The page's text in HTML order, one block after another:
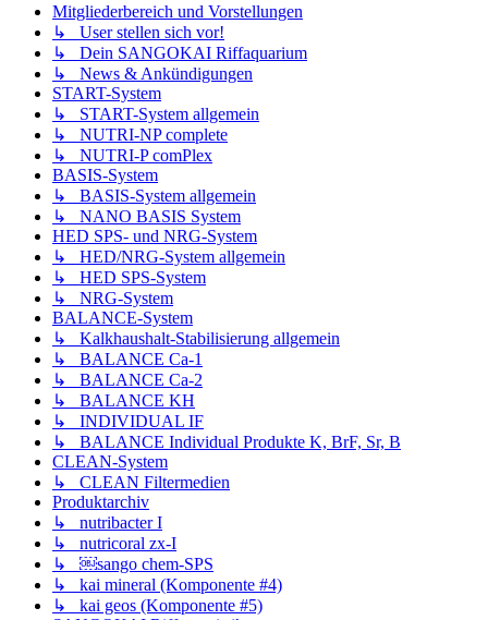
Mitgliederbereich und Vorstellungen
↳ User stellen sich vor!
↳ Dein SANGOKAI Riffaquarium
↳ News & Ankündigungen
START-System
↳ START-System allgemein
↳ NUTRI-NP complete
↳ NUTRI-P comPlex
BASIS-System
↳ BASIS-System allgemein
↳ NANO BASIS System
HED SPS- und NRG-System
↳ HED/NRG-System allgemein
↳ HED SPS-System
↳ NRG-System
BALANCE-System
↳ Kalkhaushalt-Stabilisierung allgemein
↳ BALANCE Ca-1
↳ BALANCE Ca-2
↳ BALANCE KH
↳ INDIVIDUAL IF
↳ BALANCE Individual Produkte K, BrF, Sr, B
CLEAN-System
↳ CLEAN Filtermedien
Produktarchiv
↳ nutribacter I
↳ nutricoral zx-I
↳ ￼sango chem-SPS
↳ kai mineral (Komponente #4)
↳ kai geos (Komponente #5)